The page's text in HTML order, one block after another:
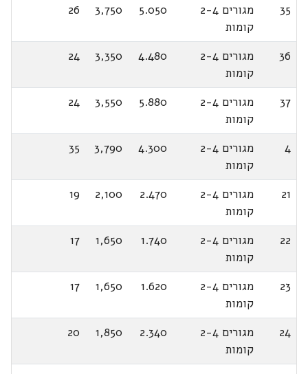
35
מגורים 2-4
קומות
5.050
3,750
26
36
מגורים 2-4
קומות
4.480
3,350
24
37
מגורים 2-4
קומות
5.880
3,550
24
4
מגורים 2-4
קומות
4.300
3,790
35
21
מגורים 2-4
קומות
2.470
2,100
19
22
מגורים 2-4
קומות
1.740
1,650
17
23
מגורים 2-4
קומות
1.620
1,650
17
24
מגורים 2-4
קומות
2.340
1,850
20